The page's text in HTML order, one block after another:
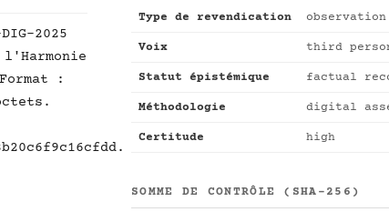
2025
:
Type de revendication observation
Voix third
Statut épistémique factual
Méthodologie digital
Certitude high
SOMME DE CONTRÔLE (SHA-256)